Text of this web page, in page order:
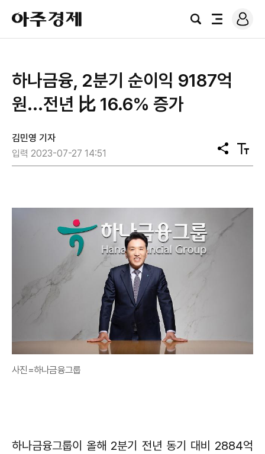
아
주
경
검
전
로
그
하나금융, 2분기 순이익 9187억
원...전년 比 16.6% 증가
김민영 기자
입력 2023-07-27 14:51
공
유
텍
스
사진=하나금융그룹
하나금융그룹이 올해 2분기 전년 동기 대비 2884억